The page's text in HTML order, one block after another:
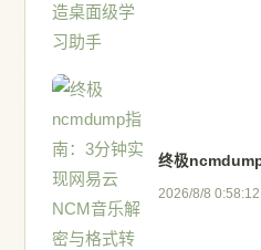
终极
2026/8/8 0:58:12